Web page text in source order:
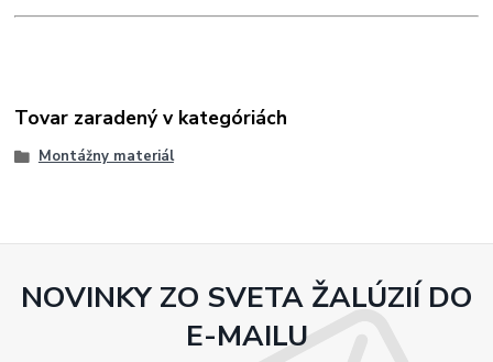
Tovar zaradený v kategóriách
Montážny materiál
NOVINKY ZO SVETA ŽALÚZIÍ DO
E-MAILU